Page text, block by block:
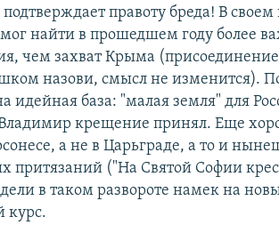
правоту бреда! В
найти в прошедшем году более
чем захват Крыма
назови, смысл не изменится).
идейная база: "малая земля" для
крещение принял. Еще
а не в Царьграде, а то и
притязаний ("На Святой Софии
в таком развороте намек на
курс.